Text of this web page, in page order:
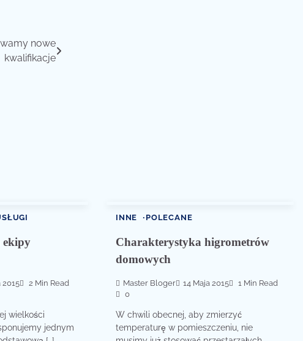
nowe
kwalifikacje
ekipy
2015
2 Min Read
wielkości
jednym
INNE POLECANE
Charakterystyka higrometrów
domowych
Master Bloger 14 Maja 2015
1 Min Read
0
W chwili obecnej, aby zmierzyć
temperaturę w pomieszczeniu, nie